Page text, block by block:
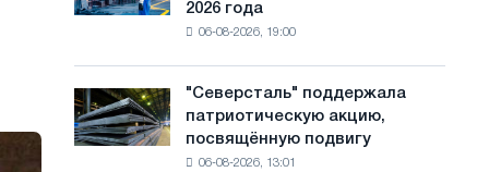
з
ы
к
в
июле
с
2026 года
06-08-2026, 19:00
"Северсталь"
поддержала
патриотическую
"Северсталь" поддержала
патриотическую акцию,
посвящённую подвигу
06-08-2026, 13:01